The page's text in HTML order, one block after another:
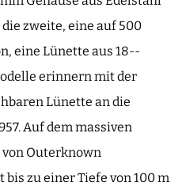
zweite, eine auf 500
eine Lünette aus 18-­
erinnern mit der
Lünette an die
Auf dem massiven
von Outerknown
zu einer Tiefe von 100 m